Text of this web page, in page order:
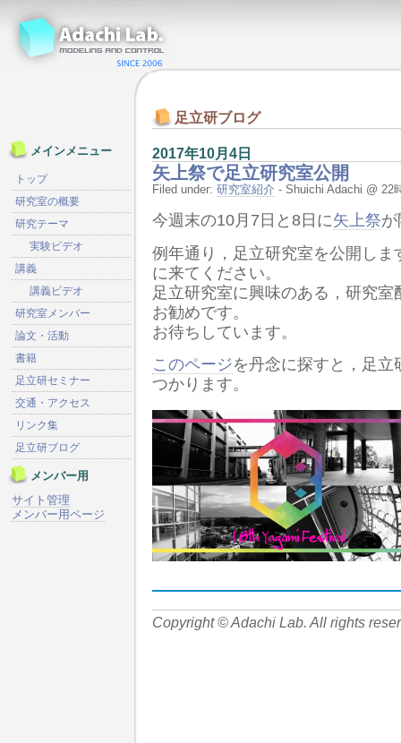
足立研ブログ
2017年10月4日
矢上祭で足立研究室公開
Filed under: 研究室紹介 - Shuichi Adachi @ 22
今週末の10月7日と8日に矢上祭
例年通り，足立研究室を公開し
に来てください。
足立研究室に興味のある，研究
お勧めです。
お待ちしています。
このページを丹念に探すと，足
つかります。
Copyright © Adachi Lab. All rights
メインメニュー
トップ
研究室の概要
研究テーマ
実験ビデオ
講義
講義ビデオ
研究室メンバー
論文・活動
書籍
足立研セミナー
交通・アクセス
リンク集
足立研ブログ
メンバー用
サイト管理
メンバー用ページ